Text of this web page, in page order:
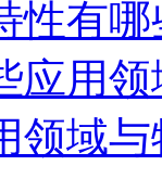
性有哪
应用领
领域与